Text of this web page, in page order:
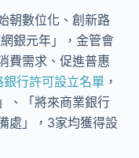
朝數位化、創新路
銀元年」，金管會
費需求、促進普惠
銀行許可設立名單，
、「將來商業銀行
處」，3家均獲得設